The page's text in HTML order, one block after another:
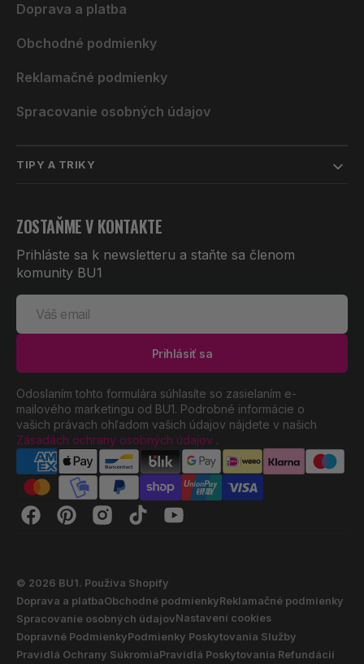
Doprava a platba
Obchodné podmienky
Reklamačné podmienky
Spracovanie osobných údajov
TIPY A TRIKY
ZOSTAŇME V KONTAKTE
Prihláste sa k newsletteru a staňte sa členom
komunity BU1
Váš
email
Prihlásiť sa
Odoslaním tohto formulára súhlasíte so zasielaním e-
mailového marketingu od BU1. Podrobné informácie o
vašich právach ohľadom vašich údajov nájdete v našich
Zásadách ochrany osobných údajov .
Facebook
PinterestInstagram
TikTokYouTube
© 2026 BU1. Používa Shopify
Doprava a platbaObchodné podmienkyReklamačné podmienky
Spracovanie osobných údajovNastavení cookies
Dopravné PodmienkyPodmienky Poskytovania Služby
Pravidlá Ochrany SúkromiaPravidlá Poskytovania Refundácií